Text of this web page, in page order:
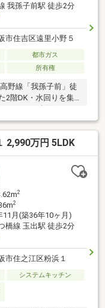
我孫子前駅 徒歩2分
市住吉区遠里小野５
都市ガス
所有権
野線「我孫子前」徒
2階DK・水回りを集
ッチン・南面バルコ
2018年11月】外壁補
根修理工事▼周辺環
(約240m)・大阪市立
鉄筋コンクリート造■
・・・物件の詳
。
2,990万円 5LDK
2
2
11月(築36年10ヶ月)
橋線 玉出駅 徒歩2分
市住之江区粉浜１
システムキッチン